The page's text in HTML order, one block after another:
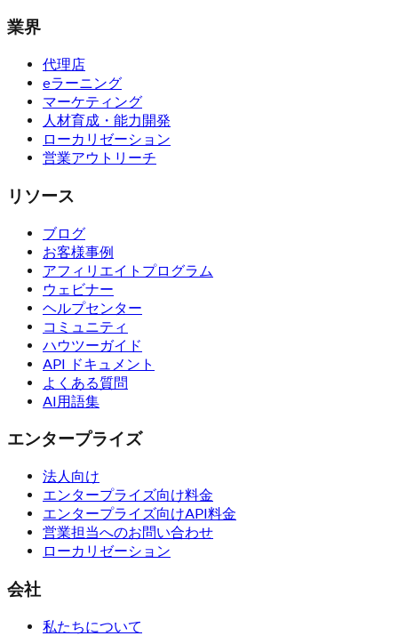
業界
代理店
eラーニング
マーケティング
人材育成・能力開発
ローカリゼーション
営業アウトリーチ
リソース
ブログ
お客様事例
アフィリエイトプログラム
ウェビナー
ヘルプセンター
コミュニティ
ハウツーガイド
API ドキュメント
よくある質問
AI用語集
エンタープライズ
法人向け
エンタープライズ向け料金
エンタープライズ向けAPI料金
営業担当へのお問い合わせ
ローカリゼーション
会社
私たちについて